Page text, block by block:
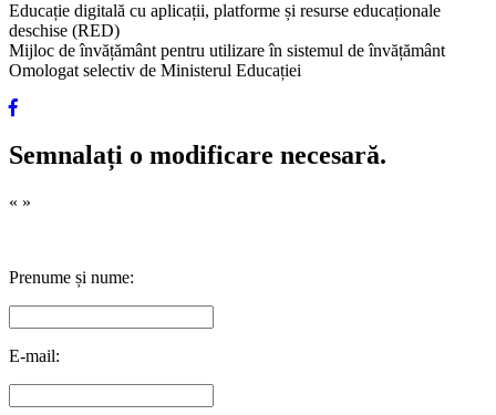
Educație digitală cu aplicații, platforme și resurse educaționale
deschise (RED)
Mijloc de învățământ pentru utilizare în sistemul de învățământ
Omologat selectiv de Ministerul Educației
Semnalați o modificare necesară.
« »
Prenume și nume:
E-mail: